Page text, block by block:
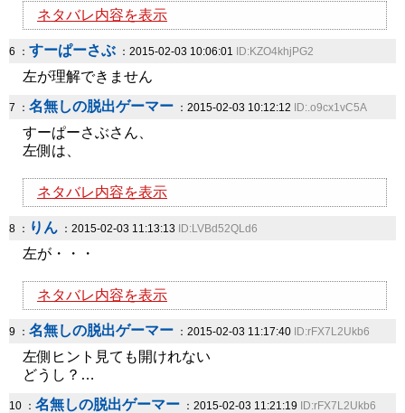
ネタバレ内容を表示
6 ： すーぱーさぶ ：2015-02-03 10:06:01 ID:KZO4khjPG2
左が理解できません
7 ： 名無しの脱出ゲーマー ：2015-02-03 10:12:12 ID:.o9cx1vC5A
すーぱーさぶさん、
左側は、
ネタバレ内容を表示
8 ： りん ：2015-02-03 11:13:13 ID:LVBd52QLd6
左が・・・
ネタバレ内容を表示
9 ： 名無しの脱出ゲーマー ：2015-02-03 11:17:40 ID:rFX7L2Ukb6
左側ヒント見ても開けれない
どうし？…
10 ： 名無しの脱出ゲーマー ：2015-02-03 11:21:19 ID:rFX7L2Ukb6